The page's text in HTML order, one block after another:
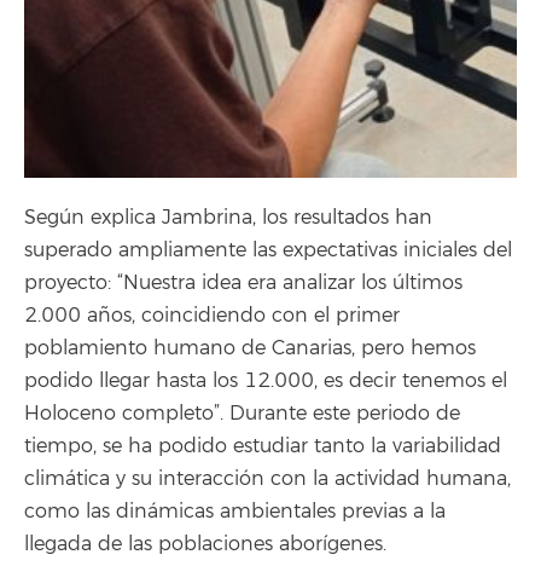
Según explica Jambrina, los resultados han
superado ampliamente las expectativas iniciales del
proyecto: “Nuestra idea era analizar los últimos
2.000 años, coincidiendo con el primer
poblamiento humano de Canarias, pero hemos
podido llegar hasta los 12.000, es decir tenemos el
Holoceno completo”. Durante este periodo de
tiempo, se ha podido estudiar tanto la variabilidad
climática y su interacción con la actividad humana,
como las dinámicas ambientales previas a la
llegada de las poblaciones aborígenes.